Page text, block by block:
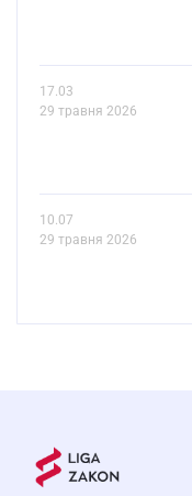
17.03
29 травня 2026
10.07
29 травня 2026